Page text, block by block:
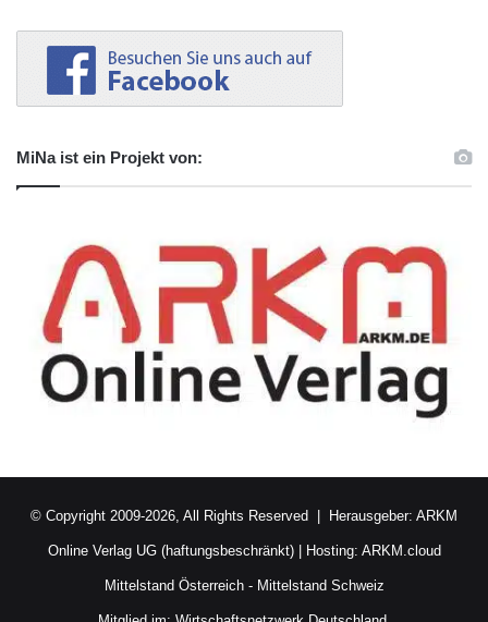
MiNa ist ein Projekt von:
© Copyright 2009-2026, All Rights Reserved | Herausgeber: ARKM
Online Verlag UG (haftungsbeschränkt)| Hosting: ARKM.cloud
Mittelstand Österreich- Mittelstand Schweiz